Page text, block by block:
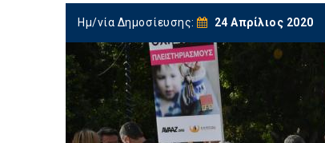
Ημ/νία Δημοσίευσης: 24 Απρίλιος 2020